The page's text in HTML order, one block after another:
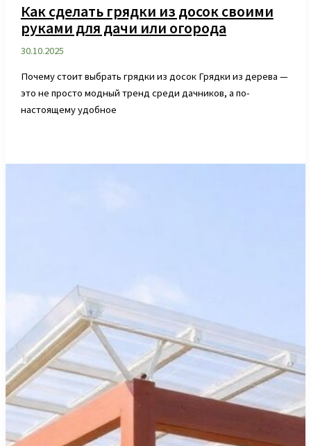
Как сделать грядки из досок своими
руками для дачи или огорода
30.10.2025
Почему стоит выбрать грядки из досок Грядки из дерева —
это не просто модный тренд среди дачников, а по-
настоящему удобное